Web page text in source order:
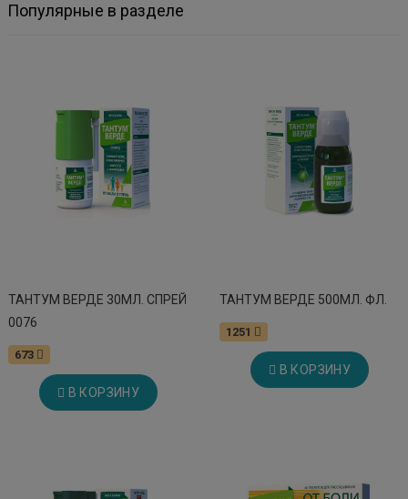
Популярные в разделе
ТАНТУМ ВЕРДЕ 30МЛ. СПРЕЙ
0076
673
В КОРЗИНУ
ТАНТУМ ВЕРДЕ 500МЛ. ФЛ.
1251
В КОРЗИНУ